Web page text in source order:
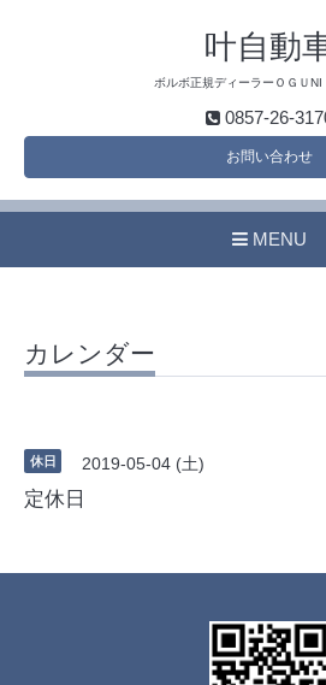
叶自動
ボルボ正規ディーラーＯＧＵNI
0857-26-
お問い合わせ
MENU
カレンダー
休日 2019-05-04 (土)
定休日